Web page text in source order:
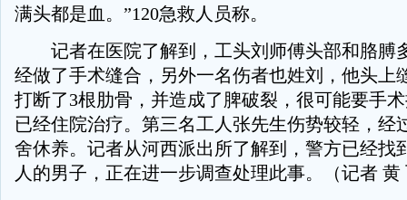
满头都是血。”120急救人员称。
记者在医院了解到，工头刘师傅头部和胳膊
经做了手术缝合，另外一名伤者也姓刘，他头上
打断了3根肋骨，并造成了脾破裂，很可能要手
已经住院治疗。第三名工人张先生伤势较轻，经
舍休养。记者从河西派出所了解到，警方已经找
人的男子，正在进一步调查处理此事。（记者 黄